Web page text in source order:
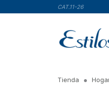
CAT.11-26
Tienda